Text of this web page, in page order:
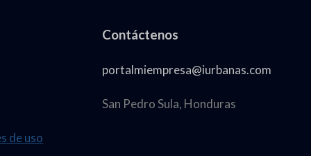
de uso
Contáctenos
portalmiempresa@iurbanas.com
San Pedro Sula, Honduras